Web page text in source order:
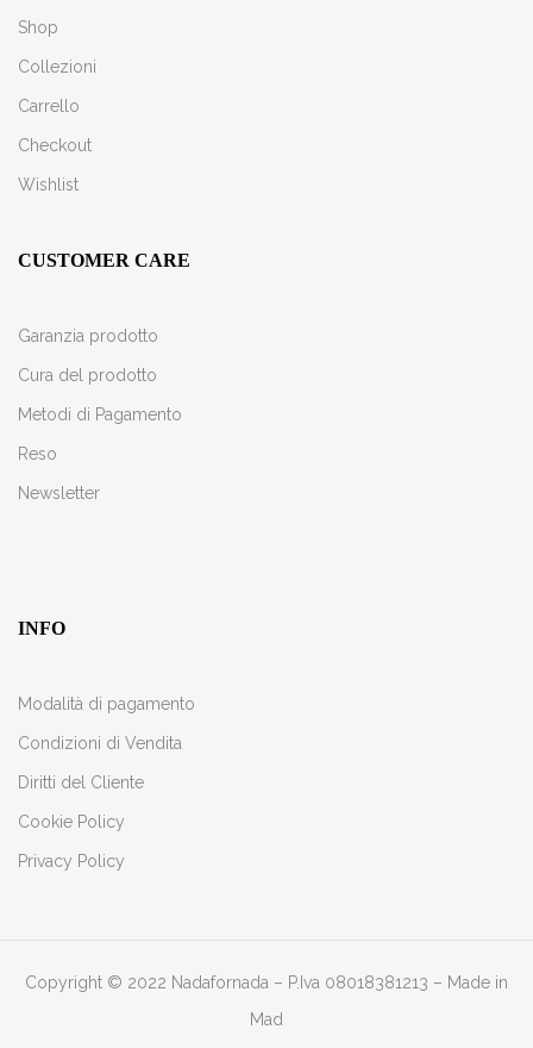
Shop
Collezioni
Carrello
Checkout
Wishlist
CUSTOMER CARE
Garanzia prodotto
Cura del prodotto
Metodi di Pagamento
Reso
Newsletter
INFO
Modalità di pagamento
Condizioni di Vendita
Diritti del Cliente
Cookie Policy
Privacy Policy
Copyright © 2022 Nadafornada – P.Iva 08018381213 – Made in
Mad